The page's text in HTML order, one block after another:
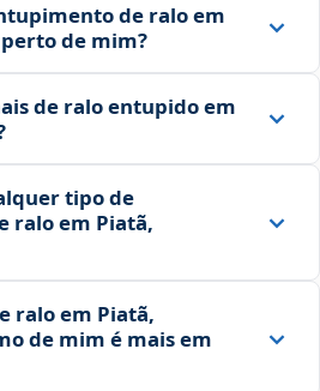
de ralo em
perto de mim?
de ralo entupido em
tipo de
ralo em Piatã,
ralo em Piatã,
de mim é mais em